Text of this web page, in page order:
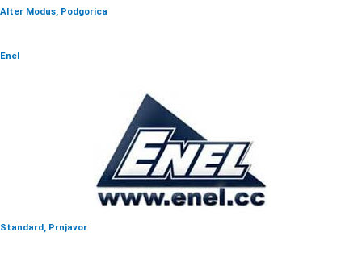
Alter Modus, Podgorica
Enel
Standard, Prnjavor